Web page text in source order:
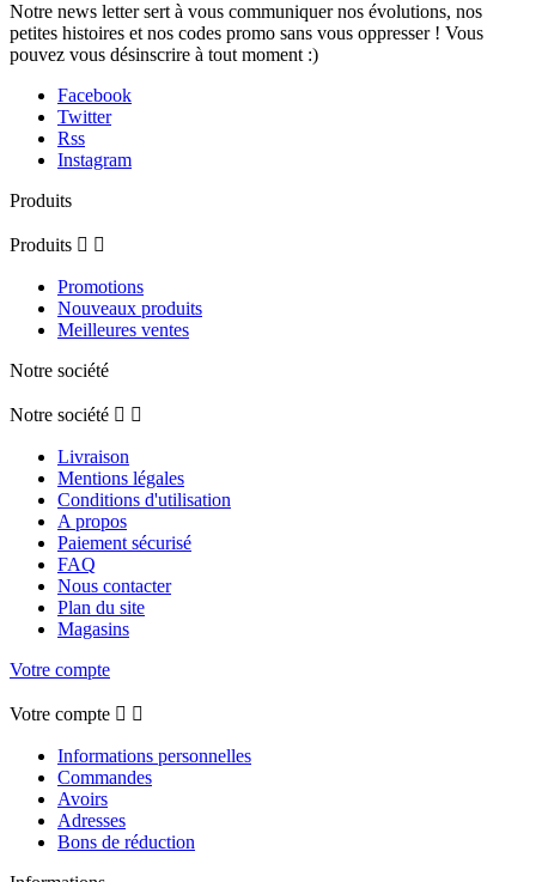
Notre news letter sert à vous communiquer nos évolutions, nos
petites histoires et nos codes promo sans vous oppresser ! Vous
pouvez vous désinscrire à tout moment :)
Facebook
Twitter
Rss
Instagram
Produits
Produits  
Promotions
Nouveaux produits
Meilleures ventes
Notre société
Notre société  
Livraison
Mentions légales
Conditions d'utilisation
A propos
Paiement sécurisé
FAQ
Nous contacter
Plan du site
Magasins
Votre compte
Votre compte  
Informations personnelles
Commandes
Avoirs
Adresses
Bons de réduction